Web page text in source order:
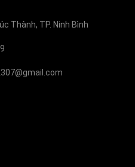
Thành, TP. Ninh Bình